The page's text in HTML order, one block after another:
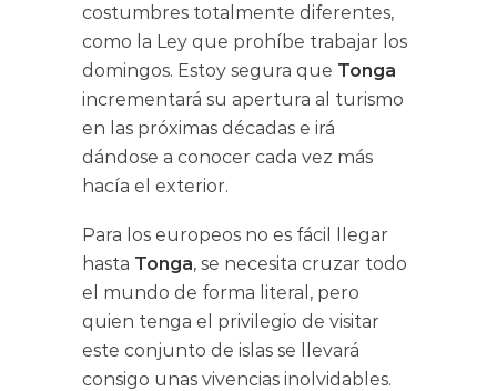
costumbres totalmente diferentes,
como la Ley que prohíbe trabajar los
domingos. Estoy segura que Tonga
incrementará su apertura al turismo
en las próximas décadas e irá
dándose a conocer cada vez más
hacía el exterior.
Para los europeos no es fácil llegar
hasta Tonga, se necesita cruzar todo
el mundo de forma literal, pero
quien tenga el privilegio de visitar
este conjunto de islas se llevará
consigo unas vivencias inolvidables.